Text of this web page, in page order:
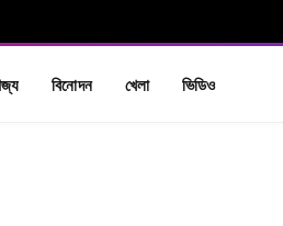
বিনোদন খেলা ভিডিও